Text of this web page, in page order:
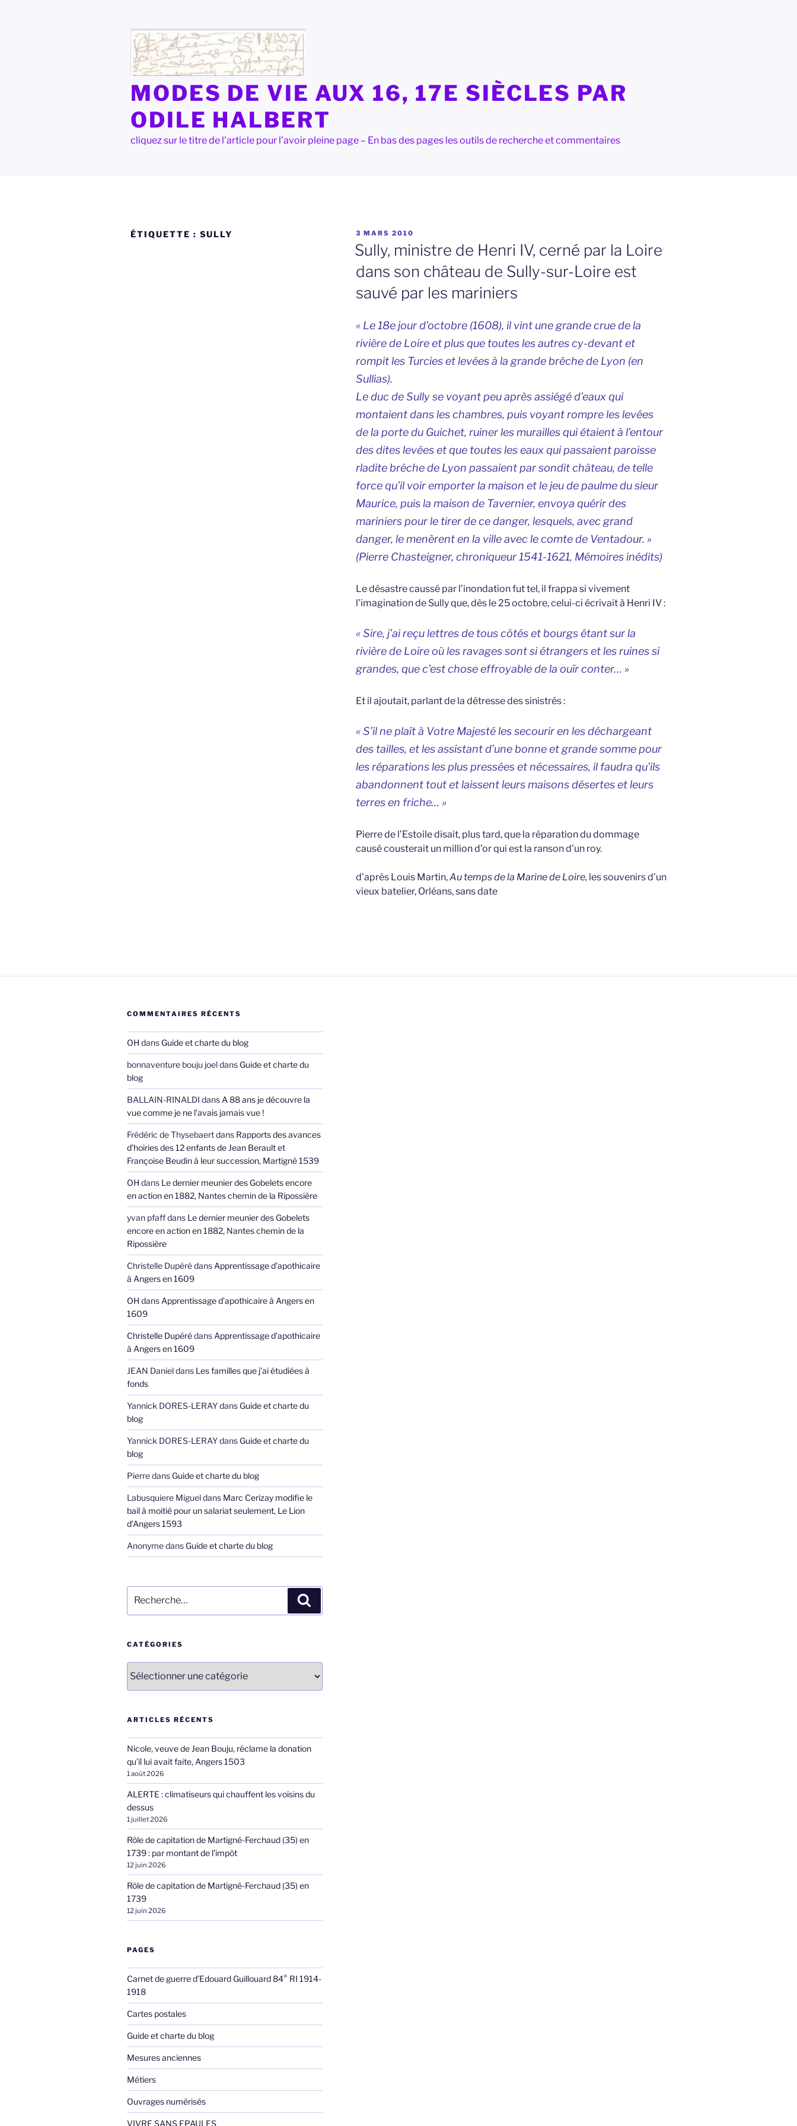
MODES DE VIE AUX 16, 17E SIÈCLES PAR
ODILE HALBERT
cliquez sur le titre de l'article pour l'avoir pleine page – En bas des pages les outils de recherche et commentaires
ÉTIQUETTE : SULLY
PUBLIÉ
LE
3 MARS 2010
Sully, ministre de Henri IV, cerné par la Loire
dans son château de Sully-sur-Loire est
sauvé par les mariniers
« Le 18e jour d’octobre (1608), il vint une grande crue de la
rivière de Loire et plus que toutes les autres cy-devant et
rompit les Turcies et levées à la grande brêche de Lyon (en
Sullias).
Le duc de Sully se voyant peu après assiégé d’eaux qui
montaient dans les chambres, puis voyant rompre les levées
de la porte du Guichet, ruiner les murailles qui étaient à l’entour
des dites levées et que toutes les eaux qui passaient paroisse
rladite brêche de Lyon passaient par sondit château, de telle
force qu’il voir emporter la maison et le jeu de paulme du sieur
Maurice, puis la maison de Tavernier, envoya quérir des
mariniers pour le tirer de ce danger, lesquels, avec grand
danger, le menèrent en la ville avec le comte de Ventadour. »
(Pierre Chasteigner, chroniqueur 1541-1621, Mémoires inédits)
Le désastre caussé par l’inondation fut tel, il frappa si vivement
l’imagination de Sully que, dès le 25 octobre, celui-ci écrivait à Henri IV :
« Sire, j’ai reçu lettres de tous côtés et bourgs étant sur la
rivière de Loire où les ravages sont si étrangers et les ruines si
grandes, que c’est chose effroyable de la ouïr conter… »
Et il ajoutait, parlant de la détresse des sinistrés :
« S’il ne plaît à Votre Majesté les secourir en les déchargeant
des tailles, et les assistant d’une bonne et grande somme pour
les réparations les plus pressées et nécessaires, il faudra qu’ils
abandonnent tout et laissent leurs maisons désertes et leurs
terres en friche… »
Pierre de l’Estoile disait, plus tard, que la réparation du dommage
causé cousterait un million d’or qui est la ranson d’un roy.
d’après Louis Martin,Au temps de la Marine de Loire, les souvenirs d’un
vieux batelier, Orléans, sans date
COMMENTAIRES RÉCENTS
OH dans Guide et charte du blog
bonnaventure bouju joeldans Guide et charte du
blog
BALLAIN-RINALDI dans A 88 ans je découvre la
vue comme je ne l’avais jamais vue !
Frédéric de Thysebaertdans Rapports des avances
d’hoiries des 12 enfants de Jean Berault et
Françoise Beudin à leur succession, Martigné 1539
OH dans Le dernier meunier des Gobelets encore
en action en 1882, Nantes chemin de la Ripossière
yvan pfaffdans Le dernier meunier des Gobelets
encore en action en 1882, Nantes chemin de la
Ripossière
Christelle Dupérédans Apprentissage d’apothicaire
à Angers en 1609
OH dans Apprentissage d’apothicaire à Angers en
1609
Christelle Dupérédans Apprentissage d’apothicaire
à Angers en 1609
JEAN Danieldans Les familles que j’ai étudiées à
fonds
Yannick DORES-LERAYdans Guide et charte du
blog
Yannick DORES-LERAYdans Guide et charte du
blog
Pierredans Guide et charte du blog
Labusquiere Migueldans Marc Cerizay modifie le
bail à moitié pour un salariat seulement, Le Lion
d’Angers 1593
Anonymedans Guide et charte du blog
pour
:
CATÉGORIES
ARTICLES RÉCENTS
Nicole, veuve de Jean Bouju, réclame la donation
qu’il lui avait faite, Angers 1503
1 août 2026
ALERTE : climatiseurs qui chauffent les voisins du
dessus
1 juillet 2026
Rôle de capitation de Martigné-Ferchaud (35) en
1739 : par montant de l’impôt
12 juin 2026
Rôle de capitation de Martigné-Ferchaud (35) en
1739
12 juin 2026
PAGES
Carnet de guerre d’Edouard Guillouard 84° RI 1914-
1918
Cartes postales
Guide et charte du blog
Mesures anciennes
Métiers
Ouvrages numérisés
VIVRE SANS EPAULES